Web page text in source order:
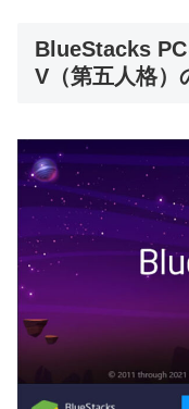
BlueStacks
V（第五人格）